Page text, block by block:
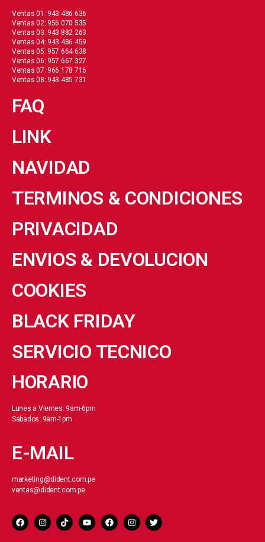
Ventas 01: 943 486 636
Ventas 02: 956 070 535
Ventas 03: 943 882 263
Ventas 04: 943 486 459
Ventas 05: 957 664 638
Ventas 06: 957 667 327
Ventas 07: 966 178 716
Ventas 08: 943 485 731
FAQ
LINK
NAVIDAD
TERMINOS & CONDICIONES
PRIVACIDAD
ENVIOS & DEVOLUCION
COOKIES
BLACK FRIDAY
SERVICIO TECNICO
HORARIO
Lunes a Viernes: 9am-6pm
Sabados: 9am-1pm
E-MAIL
marketing@dident.com.pe
ventas@dident.com.pe